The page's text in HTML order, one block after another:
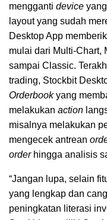
mengganti device
layout yang sudah
Desktop App
mulai dari Multi-Chart,
sampai Classic.
trading, Stockbit
Orderbookyang
melakukan action
misalnya melakukan
mengecek antrean
order hingga analisis
“Jangan lupa, selain
yang lengkap dan
peningkatan literasi